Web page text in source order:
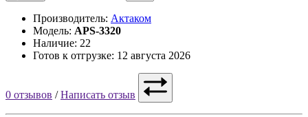
Производитель: Актаком
Модель: APS-3320
Наличие: 22
Готов к отгрузке: 12 августа 2026
0 отзывов /Написать отзыв